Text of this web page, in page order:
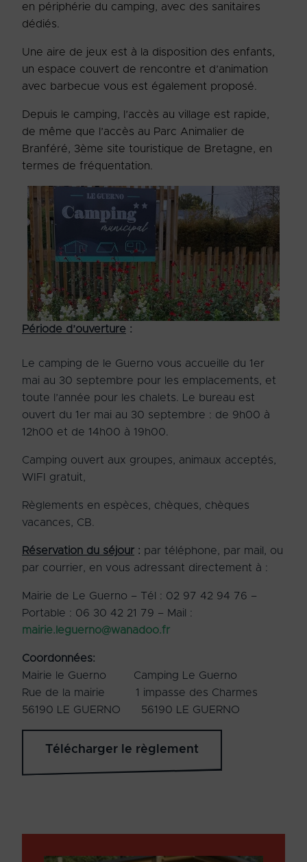
en périphérie du camping, avec des sanitaires
dédiés.
Une aire de jeux est à la disposition des enfants,
un espace couvert de rencontre et d’animation
avec barbecue vous est également proposé.
Depuis le camping, l’accès au village est rapide,
de même que l’accès au Parc Animalier de
Branféré, 3ème site touristique de Bretagne, en
termes de fréquentation.
Période d’ouverture :
Le camping de le Guerno vous accueille du 1er
mai au 30 septembre pour les emplacements, et
toute l’année pour les chalets. Le bureau est
ouvert du 1er mai au 30 septembre : de 9h00 à
12h00 et de 14h00 à 19h00.
Camping ouvert aux groupes, animaux acceptés,
WIFI gratuit,
Règlements en espèces, chèques, chèques
vacances, CB.
Réservation du séjour : par téléphone, par mail, ou
par courrier, en vous adressant directement à :
Mairie de Le Guerno – Tél : 02 97 42 94 76 –
Portable : 06 30 42 21 79 – Mail :
mairie.leguerno@wanadoo.fr
Coordonnées:
Mairie le Guerno Camping Le Guerno
Rue de la mairie 1 impasse des Charmes
56190 LE GUERNO 56190 LE GUERNO
Télécharger le règlement